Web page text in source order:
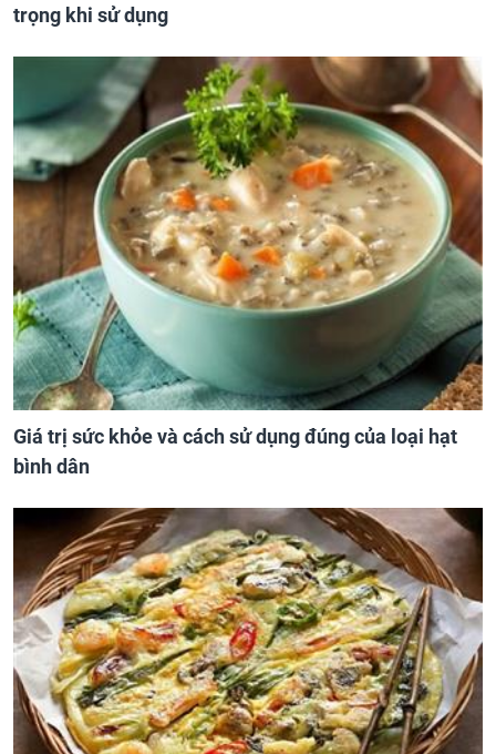
trọng khi sử dụng
Giá trị sức khỏe và cách sử dụng đúng của loại hạt
bình dân